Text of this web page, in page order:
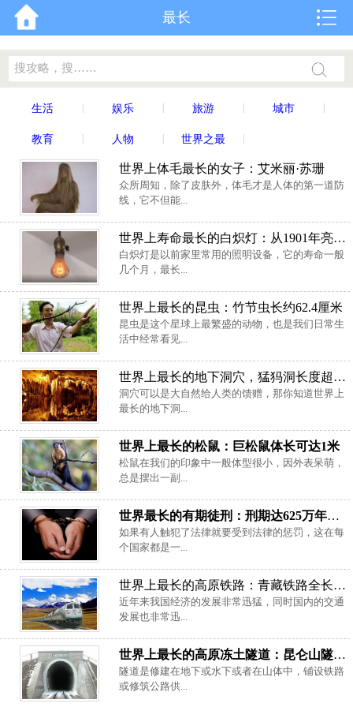
最长
生活 娱乐 旅游 城市
教育 人物 世界之最
世界上体毛最长的女子：艾米丽·苏珊
众所周知，除了皮肤外，体毛才是人体的第一道防
线，它不但能...
世界上寿命最长的白炽灯：从1901年亮到现在
白炽灯是以前家里常用的照明设备，它的寿命一般
几个月，最长...
世界上最长的昆虫：竹节虫长约62.4厘米
昆虫是这个星球上最繁盛的动物，也是我们日常生
活中经常看见...
世界上最长的地下洞穴，猛犸洞长度超1000公里
洞穴可以是大自然给人类的馈赠，那你知道世界上
最长的地下洞...
世界上最长的松鼠：巨松鼠体长可达1米
松鼠在我们的印象中一般体型很小，因外表呆萌，
总是摆出一副...
世界最长的有期徒刑：刑期达625万年（只因口号声最大）
如果有人触犯了法律就要受到法律的惩罚，这在每
个国家都是一...
世界上最长的高原铁路：青藏铁路全长1956千米
近年来我国经济的发展非常迅猛，同时国内的交通
发展也非常迅...
世界上最长的高原冻土隧道：昆仑山隧道长1686米
隧道是修建在地下或水下或者在山体中，铺设铁路
或修筑公路供...